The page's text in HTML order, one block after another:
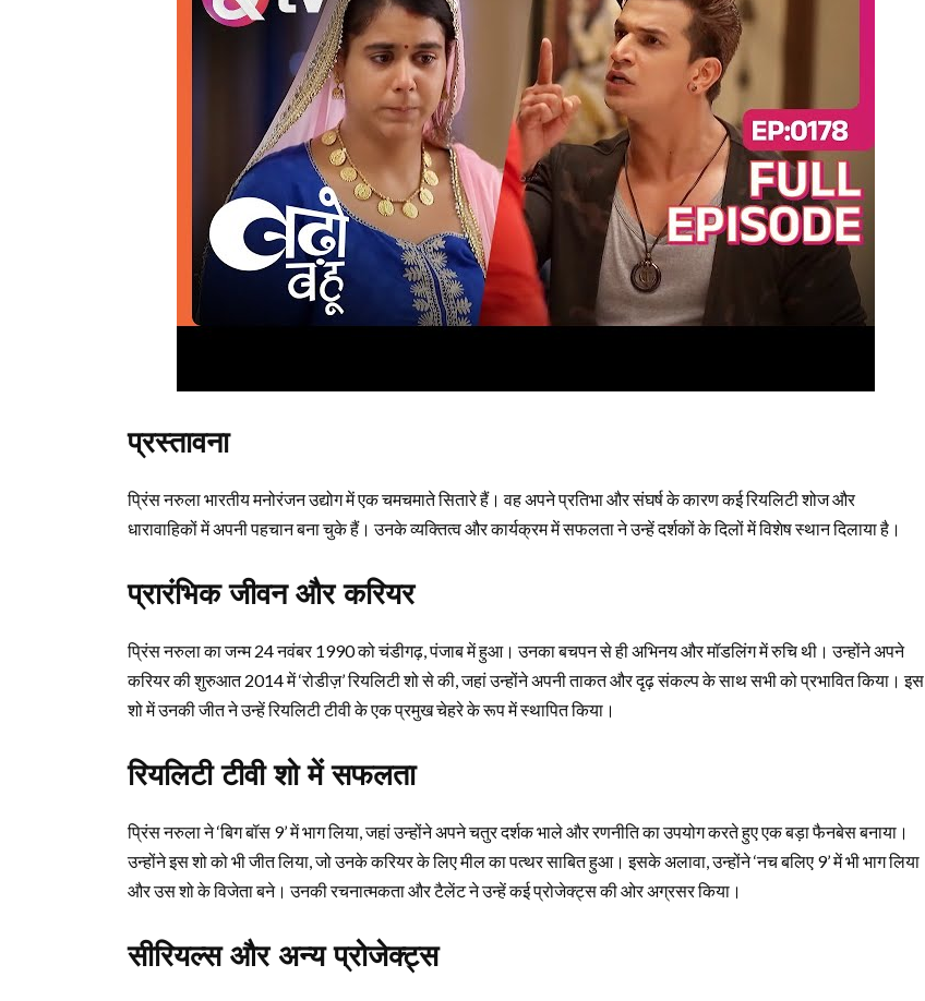
प्रस्तावना
प्रिंस नरुला भारतीय मनोरंजन उद्योग में एक चमचमाते सितारे हैं। वह अपने प्रतिभा और संघर्ष के कारण कई रियलिटी शोज और
धारावाहिकों में अपनी पहचान बना चुके हैं। उनके व्यक्तित्व और कार्यक्रम में सफलता ने उन्हें दर्शकों के दिलों में विशेष स्थान दिलाया है।
प्रारंभिक जीवन और करियर
प्रिंस नरुला का जन्म 24 नवंबर 1990 को चंडीगढ़, पंजाब में हुआ। उनका बचपन से ही अभिनय और मॉडलिंग में रुचि थी। उन्होंने अपने
करियर की शुरुआत 2014 में ‘रोडीज़’ रियलिटी शो से की, जहां उन्होंने अपनी ताकत और दृढ़ संकल्प के साथ सभी को प्रभावित किया। इस
शो में उनकी जीत ने उन्हें रियलिटी टीवी के एक प्रमुख चेहरे के रूप में स्थापित किया।
रियलिटी टीवी शो में सफलता
प्रिंस नरुला ने ‘बिग बॉस 9’ में भाग लिया, जहां उन्होंने अपने चतुर दर्शक भाले और रणनीति का उपयोग करते हुए एक बड़ा फैनबेस बनाया।
उन्होंने इस शो को भी जीत लिया, जो उनके करियर के लिए मील का पत्थर साबित हुआ। इसके अलावा, उन्होंने ‘नच बलिए 9’ में भी भाग लिया
और उस शो के विजेता बने। उनकी रचनात्मकता और टैलेंट ने उन्हें कई प्रोजेक्ट्स की ओर अग्रसर किया।
सीरियल्स और अन्य प्रोजेक्ट्स